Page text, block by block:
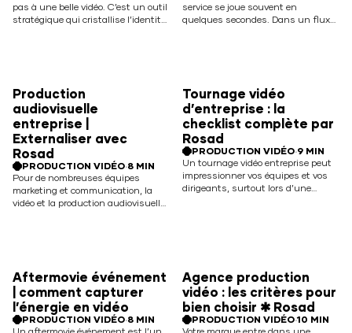
pas à une belle vidéo. C’est un outil
stratégique qui cristallise l’identité,
marque. Read More
service se joue souvent en
quelques secondes. Dans un flux
marque. La réalisation d’un clip
promotionnel, ou… Read More
Production
audiovisuelle
entreprise |
Externaliser avec
Rosad
PRODUCTION VIDÉO·8 MIN
Pour de nombreuses équipes
marketing et communication, la
vidéo et la production audiovisuelle
internaliser la production
audiovisuelle ou la confier à une
agence spécialisée ? Entre pression
budgétaire, enjeux d’image et
besoins de réactivité,… Read More
Tournage vidéo
d’entreprise : la
checklist complète par
Rosad
PRODUCTION VIDÉO·9 MIN
Un tournage vidéo entreprise peut
impressionner vos équipes et vos
dirigeants, surtout lors d’une
checklist opérationnelle issue de
notre pratique quotidienne… Read
More
Aftermovie événement
| comment capturer
l’énergie en vidéo
PRODUCTION VIDÉO·8 MIN
Agence production
vidéo : les critères pour
bien choisir ✱ Rosad
PRODUCTION VIDÉO·10 MIN